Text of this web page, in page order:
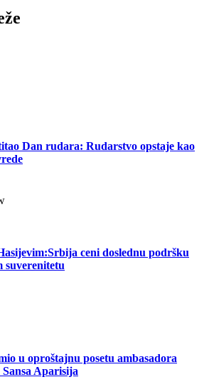
Dan rudara: Rudarstvo opstaje kao
ceni doslednu podršku
suverenitetu
u oproštajnu posetu ambasadora
Sansa Aparisija